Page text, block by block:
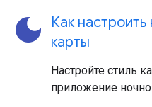
dark_mode
Как
карты
Настройте стиль
приложение